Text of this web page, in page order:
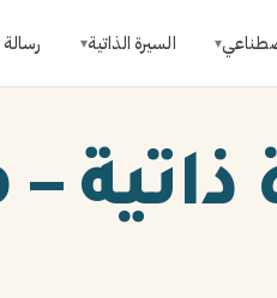
▾ السيرة الذاتية▾